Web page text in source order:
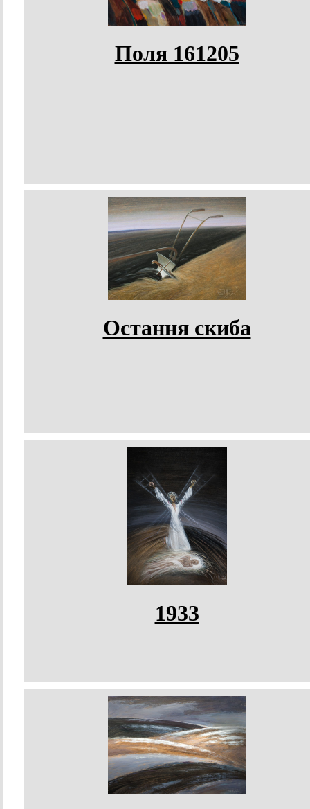
Поля 161205
Остання скиба
1933